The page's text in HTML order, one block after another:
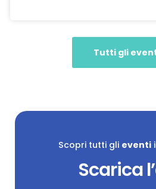
Tutti gli
Scopri tutti gli eventi
Scarica